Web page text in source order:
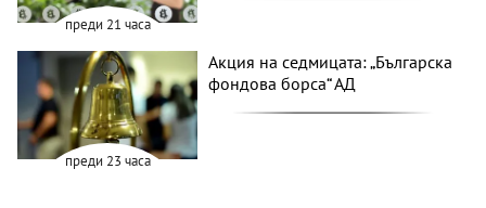
преди 21 часа
преди 23 часа
Акция на седмицата: „Българска
фондова борса“ АД